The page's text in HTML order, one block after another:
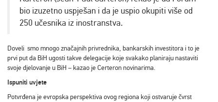
bio izuzetno uspješan i da je uspio okupiti više od
250 učesnika iz inostranstva.
Doveli smo mnogo značajnih privrednika, bankarskih investitora i to je
prvi put da BiH ugosti takve delegacije koje svakako planiraju nastaviti
svoje djelovanje u BiH – kazao je Certeron novinarima.
Ispuniti uvjete
Potvrđena je evropska perspektiva ovog regiona koji ostvaruje čvrst